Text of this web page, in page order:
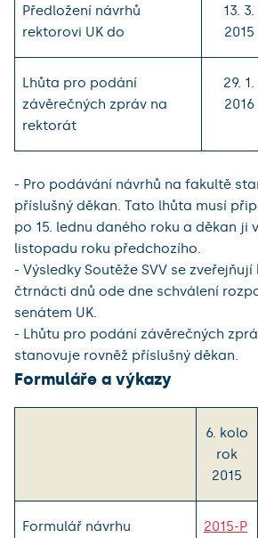
Předložení návrhů
rektorovi UK do
13. 3.
2015
Lhůta pro podání
závěrečných zpráv na
rektorát
29. 1.
2016
- Pro podávání návrhů na fakultě
příslušný děkan. Tato lhůta musí
po 15. lednu daného roku a děkan ji
listopadu roku předchozího.
- Výsledky Soutěže SVV se
čtrnácti dnů ode dne schválení
senátem UK.
- Lhůtu pro podání závěrečných
stanovuje rovněž příslušný děkan.
Formuláře a výkazy
6. kolo
rok
2015
Formulář návrhu
2015-P